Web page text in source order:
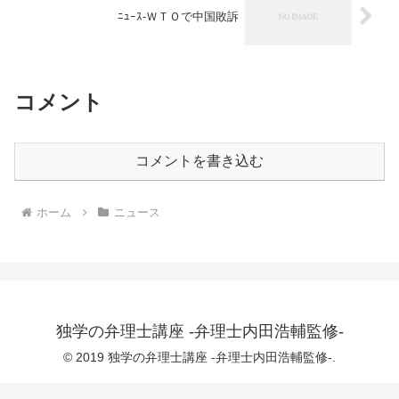
ﾆｭｰｽ-ＷＴＯで中国敗訴
コメント
コメントを書き込む
ホーム ニュース
独学の弁理士講座 -弁理士内田浩輔監修-
© 2019 独学の弁理士講座 -弁理士内田浩輔監修-.